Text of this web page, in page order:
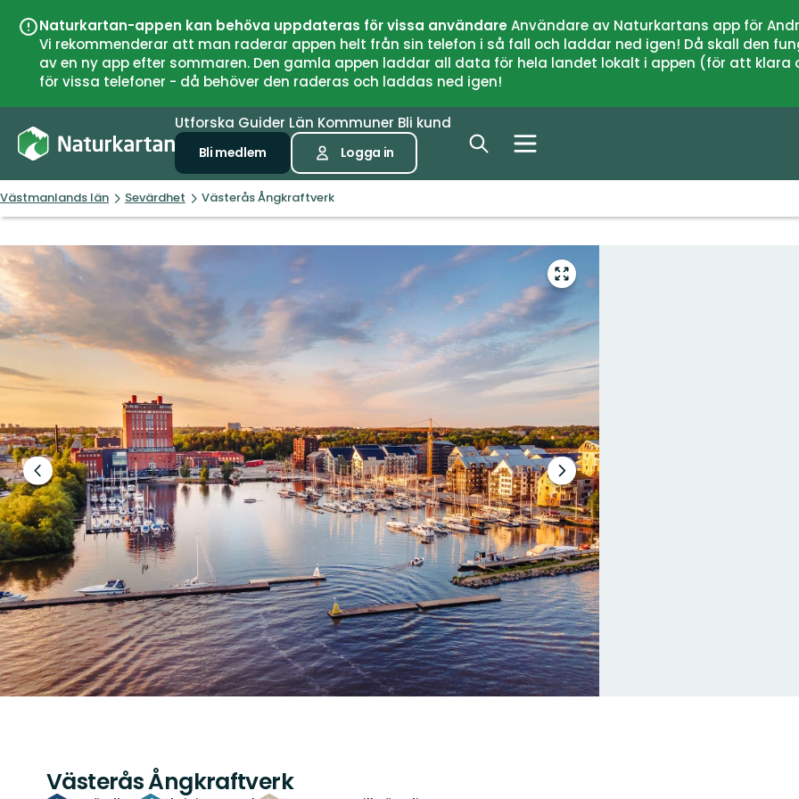
Naturkartan-appen kan behöva uppdateras för vissa användareAnvändare av Naturkartans app för
Vi rekommenderar att man raderar appen helt från sin telefon i så fall och laddar ned igen! Då skall den
av en ny app efter sommaren. Den gamla appen laddar all data för hela landet lokalt i appen (för att
för vissa telefoner - då behöver den raderas och laddas ned igen!
Utforska Guider Län Kommuner Bli kund
Bli medlem Logga in
Västmanlands län Sevärdhet Västerås Ångkraftverk
Gå
till
Föregående
bild
Nästa
bildspel
Västerås Ångkraftverk